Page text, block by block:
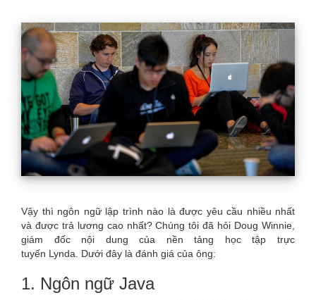
Vậy thì ngôn ngữ lập trình nào là được yêu cầu nhiều nhất
và được trả lương cao nhất? Chúng tôi đã hỏi Doug Winnie,
giám đốc nội dung của nền tảng học tập trực
tuyến Lynda. Dưới đây là đánh giá của ông:
1. Ngôn ngữ Java